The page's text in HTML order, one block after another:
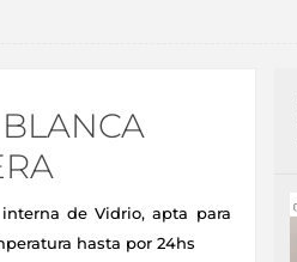
de Vidrio, apta para
hasta por 24hs